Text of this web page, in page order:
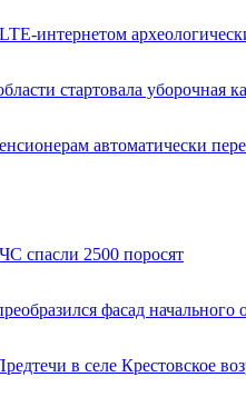
интернетом
стартовала уборочная
автоматически
спасли 2500 поросят
фасад
в селе Крестовское